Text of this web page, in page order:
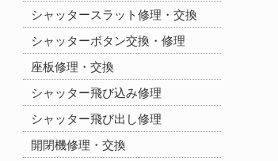
シャッタースラット修理・交換
シャッターボタン交換・修理
座板修理・交換
シャッター飛び込み修理
シャッター飛び出し修理
開閉機修理・交換